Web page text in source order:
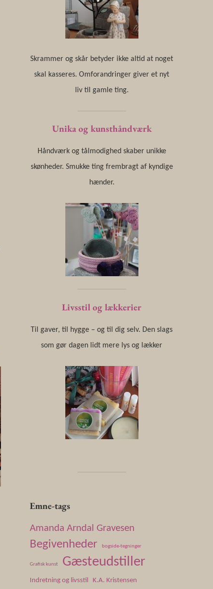
Skrammer og skår betyder ikke altid at noget
skal kasseres. Omforandringer giver et nyt
liv til gamle ting.
Unika og kunsthåndværk
Håndværk og tålmodighed skaber unikke
skønheder. Smukke ting frembragt af kyndige
hænder.
Livsstil og lækkerier
Til gaver, til hygge – og til dig selv. Den slags
som gør dagen lidt mere lys og lækker
Emne-tags
Amanda Arndal Gravesen
Begivenheder bogside-tegninger
Grafisk kunst Gæsteudstiller
Indretning og livsstil K.A. Kristensen